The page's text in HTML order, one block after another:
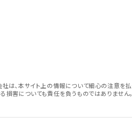
は、本サイト上の情報について細心の注意を払
損害についても責任を負うものではありません